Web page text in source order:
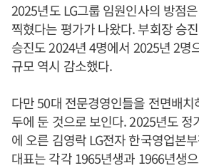
2025년도 LG그룹 임원인사의 방점
찍혔다는 평가가 나왔다. 부회장 승
승진도 2024년 4명에서 2025년 2명
규모 역시 감소했다.
다만 50대 전문경영인들을 전면배
두에 둔 것으로 보인다. 2025년도 정
에 오른 김영락 LG전자 한국영업본
대표는 각각 1965년생과 1966년생